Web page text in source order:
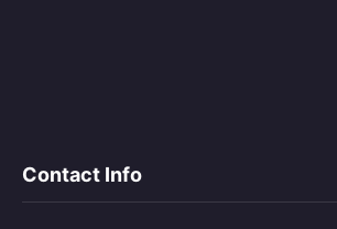
Contact Info